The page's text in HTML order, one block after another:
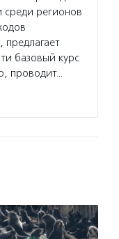
среди регионов
базовый курс
проводит…